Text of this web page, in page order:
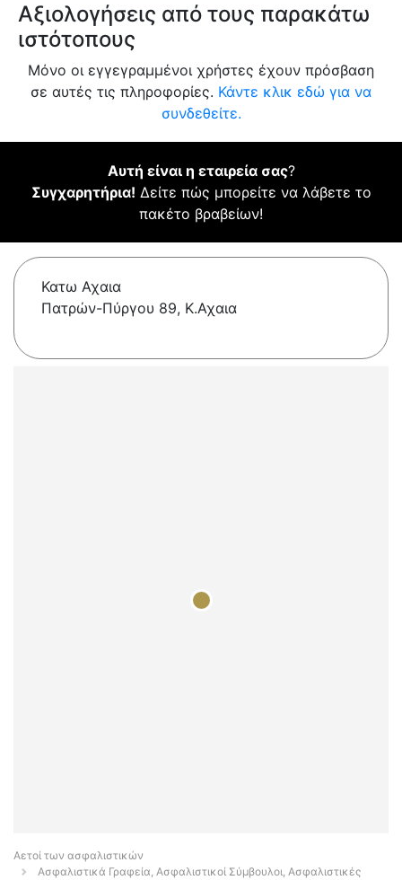
Αξιολογήσεις από τους παρακάτω
ιστότοπους
Μόνο οι εγγεγραμμένοι χρήστες έχουν πρόσβαση
σε αυτές τις πληροφορίες. Κάντε κλικ εδώ για να
συνδεθείτε.
Αυτή είναι η εταιρεία σας?
Συγχαρητήρια! Δείτε πώς μπορείτε να λάβετε το
πακέτο βραβείων!
Κατω Αχαια
Πατρών-Πύργου 89, Κ.Αχαια
Αετοί των ασφαλιστικών
Ασφαλιστικά Γραφεία, Ασφαλιστικοί Σύμβουλοι, Ασφαλιστικές